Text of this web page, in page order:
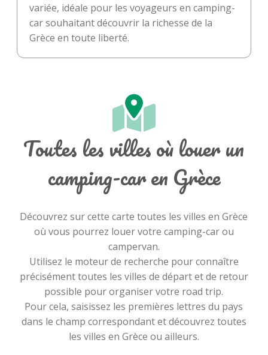
variée, idéale pour les voyageurs en camping-
car souhaitant découvrir la richesse de la
Grèce en toute liberté.
Toutes les villes où louer un
camping-car en Grèce
Découvrez sur cette carte toutes les villes en Grèce
où vous pourrez louer votre camping-car ou
campervan.
Utilisez le moteur de recherche pour connaître
précisément toutes les villes de départ et de retour
possible pour organiser votre road trip.
Pour cela, saisissez les premières lettres du pays
dans le champ correspondant et découvrez toutes
les villes en Grèce ou ailleurs.